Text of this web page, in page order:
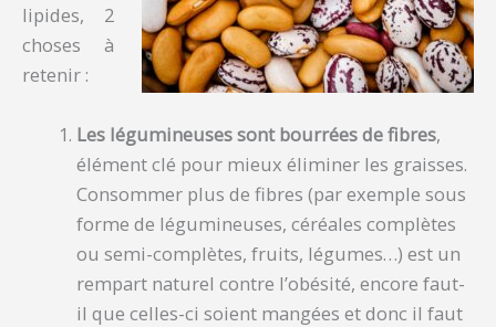
lipides, 2
choses à
retenir :
Les légumineuses sont bourrées de fibres,
élément clé pour mieux éliminer les graisses.
Consommer plus de fibres (par exemple sous
forme de légumineuses, céréales complètes
ou semi-complètes, fruits, légumes…) est un
rempart naturel contre l’obésité, encore faut-
il que celles-ci soient mangées et donc il faut